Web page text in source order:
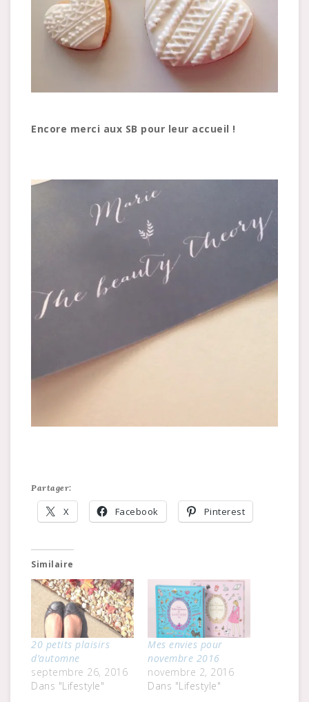
Encore merci aux SB pour leur accueil !
Partager:
X Facebook Pinterest
Similaire
20 petits plaisirs
d’automne
septembre 26, 2016
Dans "Lifestyle"
Mes envies pour
novembre 2016
novembre 2, 2016
Dans "Lifestyle"